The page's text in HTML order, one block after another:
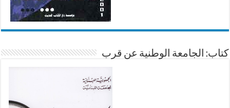
كتاب: الجامعة الوطنية عن قرب